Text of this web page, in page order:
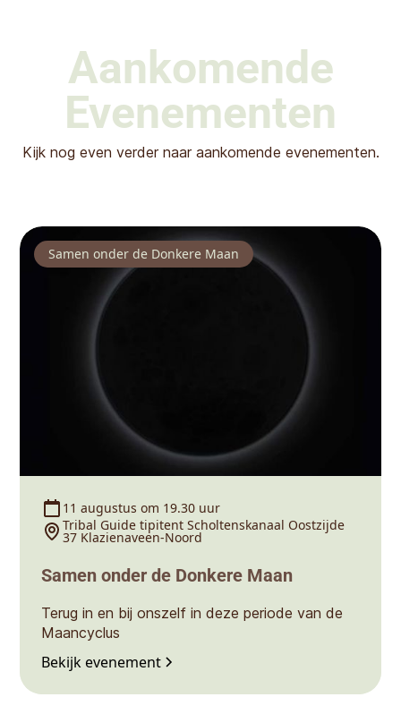
Aankomende
Evenementen
Kijk nog even verder naar aankomende evenementen.
Samen onder de Donkere Maan
11 augustus om 19.30 uur
Tribal Guide tipitent Scholtenskanaal Oostzijde
37 Klazienaveen-Noord
Samen onder de Donkere Maan
Terug in en bij onszelf in deze periode van de
Maancyclus
Bekijk evenement